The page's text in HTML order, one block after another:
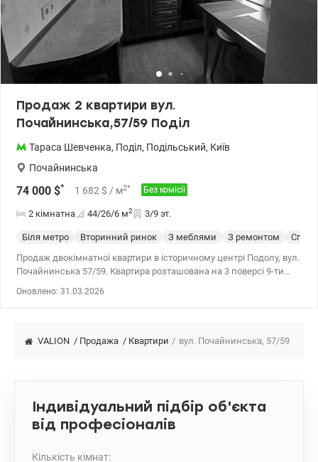
Продаж 2 квартири вул.
Почайнинська,57/59 Поділ
Тараса Шевченка, Поділ, Подільський, Київ
Почайнинська
74 000 $* 1 682 $ / м2* Без комісії
2 кімнатна 44/26/6 м2 3/9 эт.
Біля метро Вторинний ринок З меблями З ремонтом
Продаж двокімнатної квартири в історичному центрі Подолу, вул.
Почайнинська 57/59. Квартира розташована на 3 поверсі 9-ти
пішки. Розвинена інфраструктура: магазини, школи, дитячі
Оновлено: 31.03.2026
VALION / Продажа / Квартири / вул. Почайнинська, 57/59
Індивідуальний підбір об'єкта
від професіоналів
Кількість кімнат: